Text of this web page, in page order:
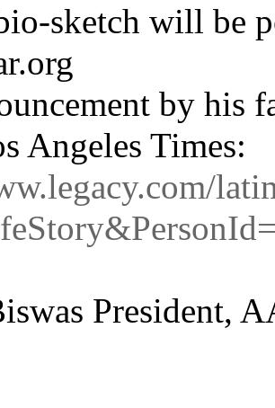
sketch will be
by his
Angeles Times:
President,